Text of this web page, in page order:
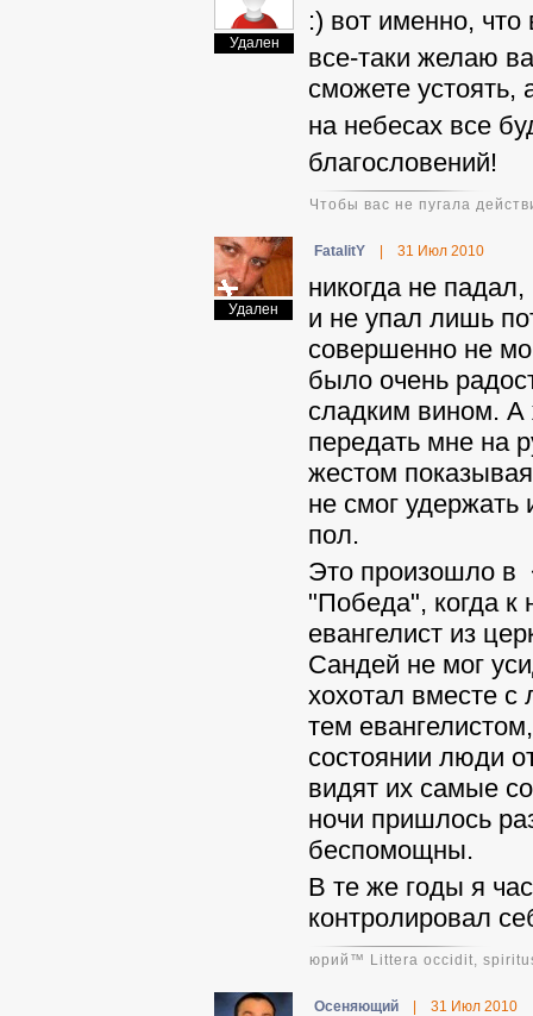
Удален
:) вот именно, что
все-таки желаю
сможете устоять,
на небесах все
благословений!
Чтобы вас не пугала
Удален
FatalitY 31 Июл 2010
никогда не
и не упал лишь
совершенно не
было очень
сладким вином. А
передать мне на
жестом
не смог
пол.
Это произошло в
"Победа", когда
евангелист из
Сандей не мог
хохотал вместе
тем
состоянии люди
видят их самые
ночи пришлось
беспомощны.
В те же годы я
контролировал
юpий™ Littera occidit,
Осеняющий 31 Июл 2010